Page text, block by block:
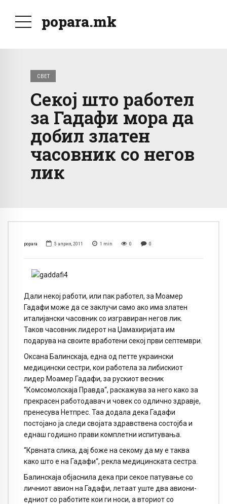
popara.mk
СВЕТ
Секој што работел
за Гадафи мора да
добил златен
часовник со негов
лик
popara 5 април, 2011 1 min 0 0
Дали некој работи, или пак работел, за Моамер
Гадафи може да се заклучи само ако има златен
италијански часовник со изгравиран негов лик.
Таков часовник лидерот на Џамахиријата им
подарува на своите вработени секој први септември.
Оксана Балинскаја, една од петте украински
медицински сестри, кои работела за либискиот
лидер Моамер Гадафи, за рускиот весник
“Комсомолскаја Правда“, раскажува за него како за
прекрасен работодавач и човек со одлично здравје,
пренесува Нетпрес. Таа додала дека Гадафи
постојано ја следи својата здравствена состојба и
еднаш годишно прави комплетни испитувања.
“Крвната слика, дај боже на секому да му е таква
како што е на Гадафи“, рекла медицинската сестра.
Балинскаја објаснила дека при секое патување со
личниот авион на Гадафи, летаат уште два авиони-
едниот со работите кои ги носи, а вториот со